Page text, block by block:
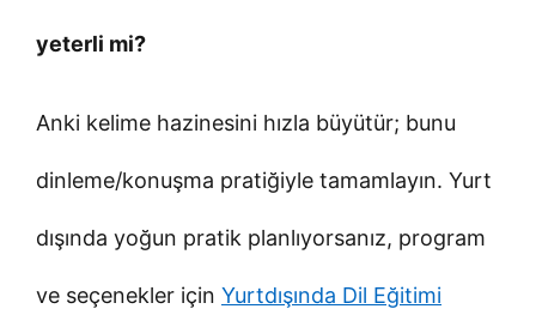
yeterli mi?
Anki kelime hazinesini hızla büyütür; bunu
dinleme/konuşma pratiğiyle tamamlayın. Yurt
dışında yoğun pratik planlıyorsanız, program
ve seçenekler için Yurtdışında Dil Eğitimi